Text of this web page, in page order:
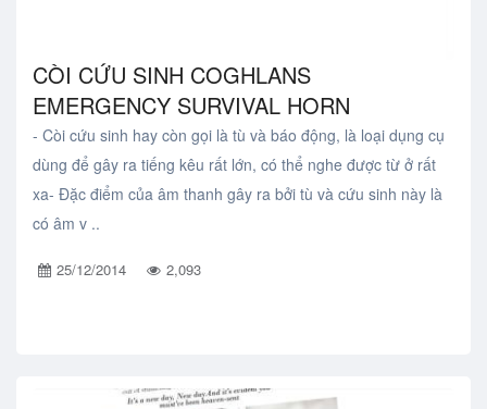
CÒI CỨU SINH COGHLANS
EMERGENCY SURVIVAL HORN
- Còi cứu sinh hay còn gọi là tù và báo động, là loại dụng cụ
dùng để gây ra tiếng kêu rất lớn, có thể nghe được từ ở rất
xa- Đặc điểm của âm thanh gây ra bởi tù và cứu sinh này là
có âm v ..
25/12/2014 2,093